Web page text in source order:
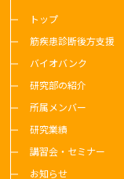
Recessive
Mar, 2024.
10.1212/
2024-02-01
Fujisaki M,
Muneishi Y,
トップ
筋疾患診断後方支援
バイオバンク
研究部の紹介
所属メンバー
研究業績
講習会・セミナー
お知らせ